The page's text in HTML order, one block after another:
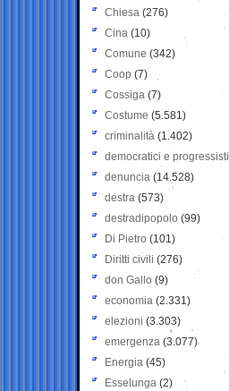
Chiesa (276)
Cina (10)
Comune (342)
Coop (7)
Cossiga (7)
Costume (5.581)
criminalità (1.402)
democratici e progressisti
denuncia (14.528)
destra (573)
destradipopolo (99)
Di Pietro (101)
Diritti civili (276)
don Gallo (9)
economia (2.331)
elezioni (3.303)
emergenza (3.077)
Energia (45)
Esselunga (2)